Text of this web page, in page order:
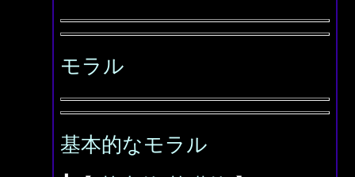
モラル
基本的なモラル